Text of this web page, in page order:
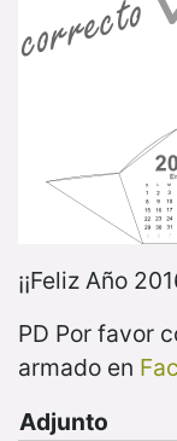
¡¡Feliz Año
PD Por favor
armado en
Adjunto